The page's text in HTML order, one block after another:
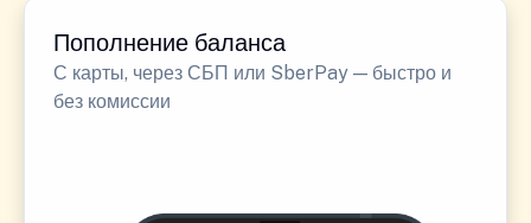
Пополнение баланса
С карты, через СБП или SberPay — быстро и
без комиссии